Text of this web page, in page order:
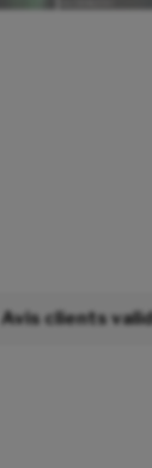
Avis clients